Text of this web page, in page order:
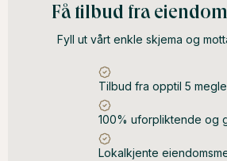
Få tilbud fra
Fyll ut vårt enkle skjema og
Tilbud fra opptil 5
100% uforpliktende og
Lokalkjente